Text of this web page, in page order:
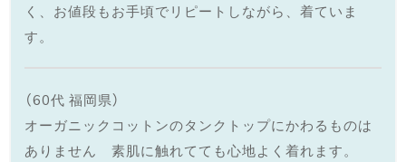
く、お値段もお手頃でリピートしながら、着ていま
す。
（60代 福岡県）
オーガニックコットンのタンクトップにかわるものは
ありません 素肌に触れてても心地よく着れます。